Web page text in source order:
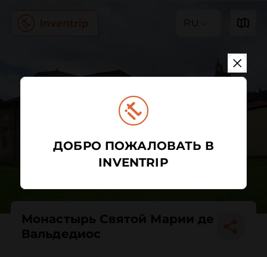
RU
Монастырь Святой Марии де
Вальдедиос
ДОБРО ПОЖАЛОВАТЬ В
INVENTRIP